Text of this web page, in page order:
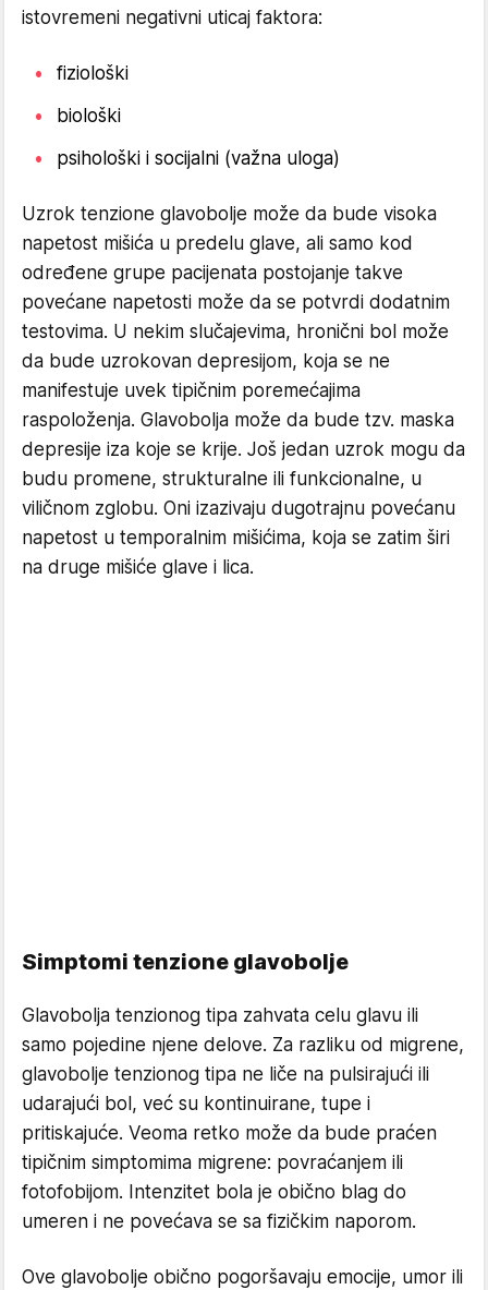
istovremeni negativni uticaj faktora:
fiziološki
biološki
psihološki i socijalni (važna uloga)
Uzrok tenzione glavobolje može da bude visoka
napetost mišića u predelu glave, ali samo kod
određene grupe pacijenata postojanje takve
povećane napetosti može da se potvrdi dodatnim
testovima. U nekim slučajevima, hronični bol može
da bude uzrokovan depresijom, koja se ne
manifestuje uvek tipičnim poremećajima
raspoloženja. Glavobolja može da bude tzv. maska
depresije iza koje se krije. Još jedan uzrok mogu da
budu promene, strukturalne ili funkcionalne, u
viličnom zglobu. Oni izazivaju dugotrajnu povećanu
napetost u temporalnim mišićima, koja se zatim širi
na druge mišiće glave i lica.
Simptomi tenzione glavobolje
Glavobolja tenzionog tipa zahvata celu glavu ili
samo pojedine njene delove. Za razliku od migrene,
glavobolje tenzionog tipa ne liče na pulsirajući ili
udarajući bol, već su kontinuirane, tupe i
pritiskajuće. Veoma retko može da bude praćen
tipičnim simptomima migrene: povraćanjem ili
fotofobijom. Intenzitet bola je obično blag do
umeren i ne povećava se sa fizičkim naporom.
Ove glavobolje obično pogoršavaju emocije, umor ili